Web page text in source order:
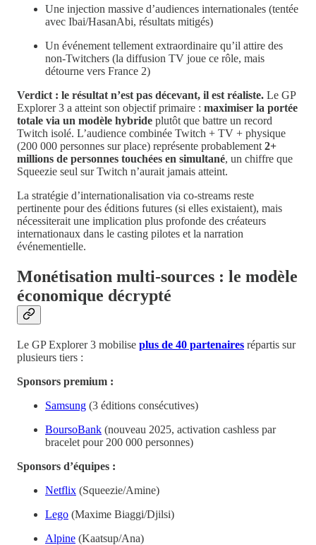
Une injection massive d’audiences internationales (tentée
avec Ibai/HasanAbi, résultats mitigés)
Un événement tellement extraordinaire qu’il attire des
non-Twitchers (la diffusion TV joue ce rôle, mais
détourne vers France 2)
Verdict : le résultat n’est pas décevant, il est réaliste. Le GP
Explorer 3 a atteint son objectif primaire : maximiser la portée
totale via un modèle hybride plutôt que battre un record
Twitch isolé. L’audience combinée Twitch + TV + physique
(200 000 personnes sur place) représente probablement 2+
millions de personnes touchées en simultané, un chiffre que
Squeezie seul sur Twitch n’aurait jamais atteint.
La stratégie d’internationalisation via co-streams reste
pertinente pour des éditions futures (si elles existaient), mais
nécessiterait une implication plus profonde des créateurs
internationaux dans le casting pilotes et la narration
événementielle.
Monétisation multi-sources : le modèle
économique décrypté
Le GP Explorer 3 mobilise plus de 40 partenaires répartis sur
plusieurs tiers :
Sponsors premium :
Samsung (3 éditions consécutives)
BoursoBank (nouveau 2025, activation cashless par
bracelet pour 200 000 personnes)
Sponsors d’équipes :
Netflix (Squeezie/Amine)
Lego (Maxime Biaggi/Djilsi)
Alpine (Kaatsup/Ana)